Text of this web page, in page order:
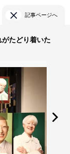
記事ページへ
がたどり着いた